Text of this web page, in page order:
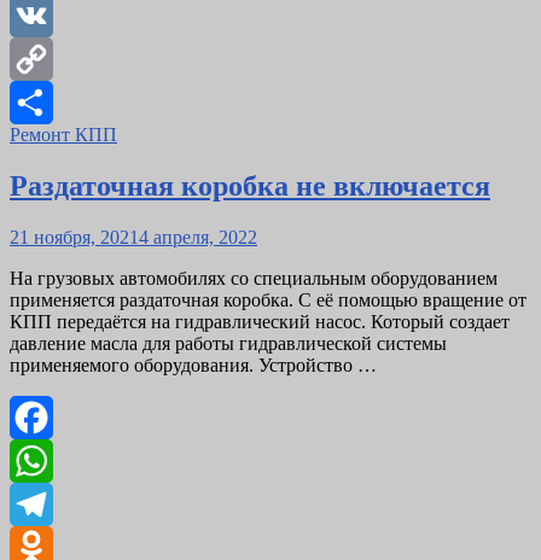
Odnoklassniki
VK
Copy
Link
Отправить
Ремонт КПП
Раздаточная коробка не включается
Posted
21 ноября, 20214 апреля, 2022
На грузовых автомобилях со специальным оборудованием
применяется раздаточная коробка. С её помощью вращение от
КПП передаётся на гидравлический насос. Который создает
давление масла для работы гидравлической системы
применяемого оборудования. Устройство …
Facebook
WhatsApp
Telegram